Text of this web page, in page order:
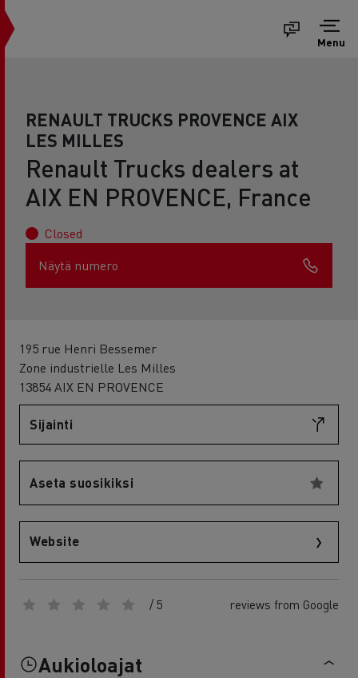
Menu
RENAULT TRUCKS PROVENCE AIX
LES MILLES
Renault Trucks dealers at
AIX EN PROVENCE, France
Closed
Näytä numero
195 rue Henri Bessemer
Zone industrielle Les Milles
13854 AIX EN PROVENCE
Sijainti
Aseta suosikiksi
Website
/ 5 reviews from Google
Aukioloajat